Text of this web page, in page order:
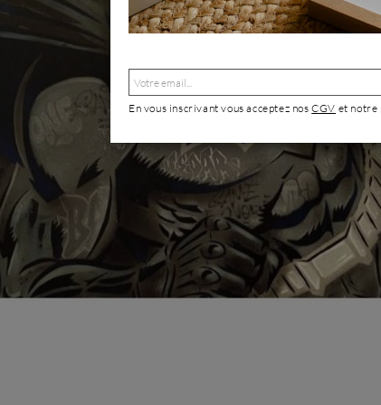
En vous inscrivant vous acceptez nosCGV et notre